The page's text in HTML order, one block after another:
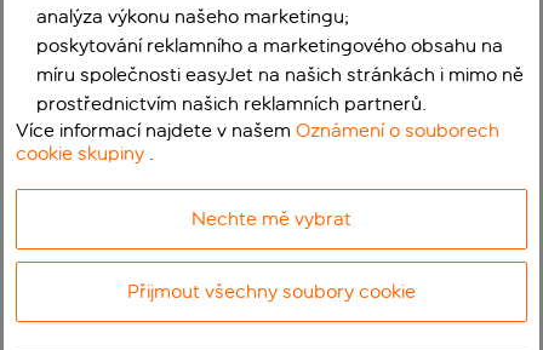
analýza výkonu našeho marketingu;
poskytování reklamního a marketingového obsahu na
míru společnosti easyJet na našich stránkách i mimo ně
prostřednictvím našich reklamních partnerů.
Více informací najdete v našemOznámení o souborech
cookie skupiny .
Nechte mě vybrat
Přijmout všechny soubory cookie